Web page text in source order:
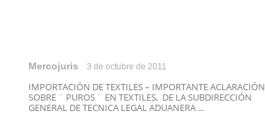
Mercojuris 3 de octubre de 2011
IMPORTACIÓN DE TEXTILES – IMPORTANTE ACLARACIÓN
SOBRE ¨ PUROS ¨ EN TEXTILES, DE LA SUBDIRECCIÓN
GENERAL DE TECNICA LEGAL ADUANERA ...